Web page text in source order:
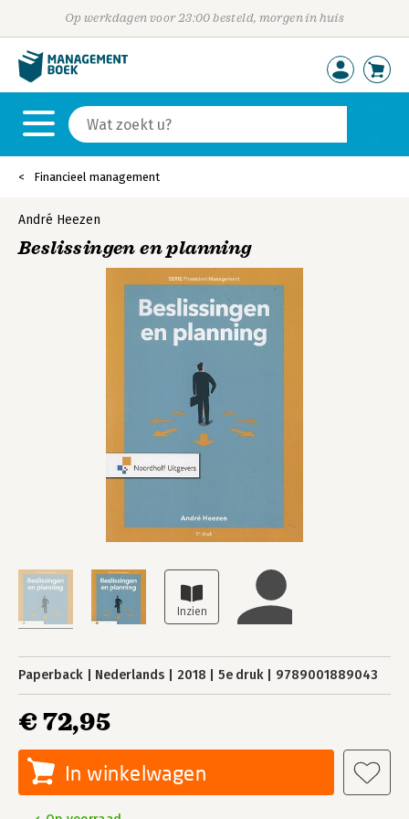
Op werkdagen voor 23:00 besteld, morgen in huis
Financieel management
André Heezen
Beslissingen en planning
Paperback Nederlands 2018 5e druk 9789001889043
€ 72,95
In winkelwagen